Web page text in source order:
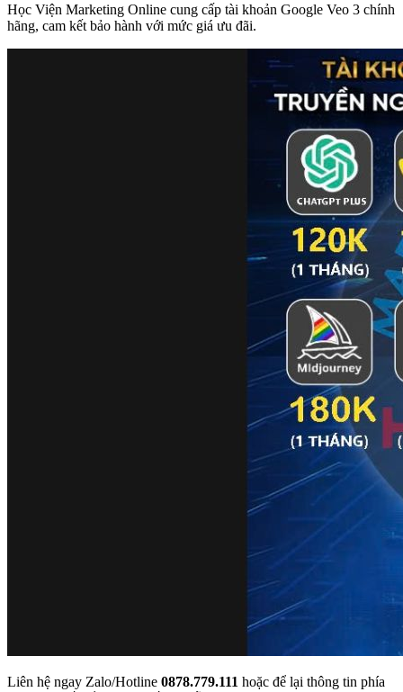
Học Viện Marketing Online cung cấp tài khoản Google Veo 3 chính
hãng, cam kết bảo hành với mức giá ưu đãi.
Liên hệ ngay Zalo/Hotline 0878.779.111 hoặc để lại thông tin phía